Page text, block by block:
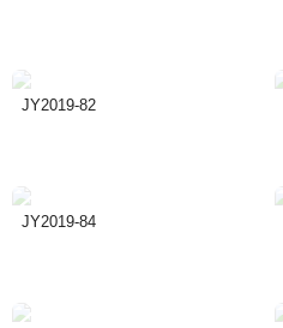
JY2019-82
JY2019-84